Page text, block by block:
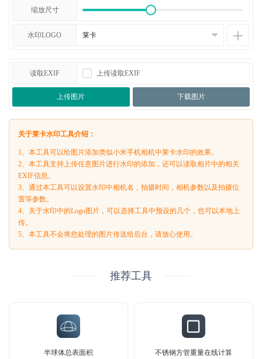
缩放尺寸
水印LOGO
读取EXIF 上传读取EXIF
上传图片 下载图片
关于莱卡水印工具介绍：
1、本工具可以给图片添加类似小米手机相机中莱卡水印的效果。
2、本工具支持上传任意图片进行水印的添加，还可以读取相片中的相关
EXIF信息。
3、通过本工具可以设置水印中相机名，拍摄时间，相机参数以及拍摄位
置等参数。
4、关于水印中的Logo图片，可以选择工具中预设的几个，也可以本地上
传。
5、本工具不会将您处理的图片传送给后台，请放心使用。
推荐工具
半球体总表面积 不锈钢方管重量在线计算